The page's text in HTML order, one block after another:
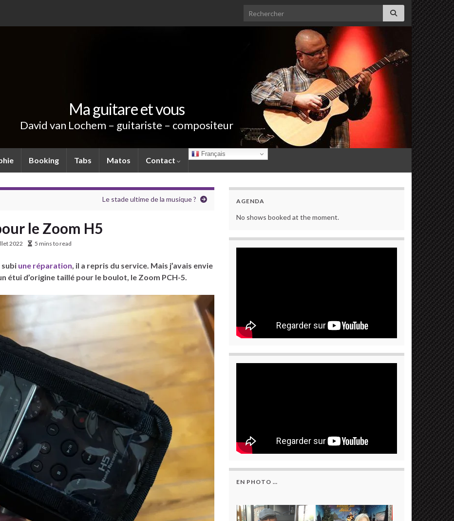
Search for:
Ma guitare et vous
David van Lochem – guitariste – compositeur
Booking Tabs Matos Contact
Français
Le stade ultime de la musique ?
le Zoom H5
2022 5 mins to read
subi une réparation, il a repris du service. Mais j’avais envie
étui d’origine taillé pour le boulot, le Zoom PCH-5.
AGENDA
No shows booked at the moment.
EN PHOTO …